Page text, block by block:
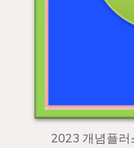
2023 개념플